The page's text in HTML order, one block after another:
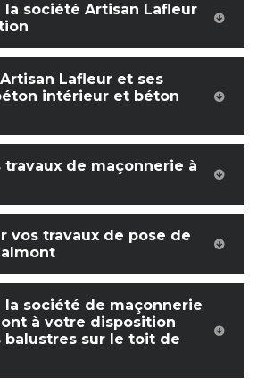
la société Artisan Lafleur
Lafleur et ses
intérieur et béton
travaux de maçonnerie à
vos travaux de pose de
la société de maçonnerie
à votre disposition
balustres sur le toit de